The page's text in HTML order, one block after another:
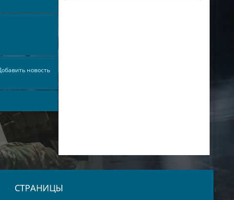
новость
СТРАНИЦЫ